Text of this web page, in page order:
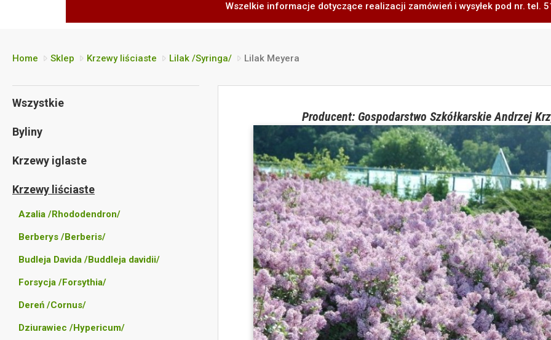
Wszelkie informacje dotyczące realizacji zamówień i wysyłek pod nr. tel.
Home Sklep Krzewy liściaste Lilak /Syringa/ Lilak Meyera
Wszystkie
Byliny
Krzewy iglaste
Krzewy liściaste
Azalia /Rhododendron/
Berberys /Berberis/
Budleja Davida /Buddleja davidii/
Forsycja /Forsythia/
Dereń /Cornus/
Dziurawiec /Hypericum/
Producent: Gospodarstwo Szkółkarskie Andrzej